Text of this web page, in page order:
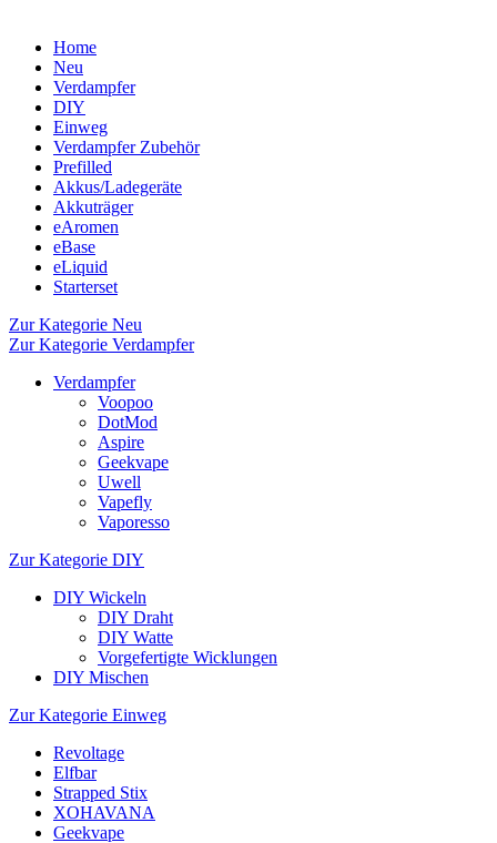
Home
Neu
Verdampfer
DIY
Einweg
Verdampfer Zubehör
Prefilled
Akkus/Ladegeräte
Akkuträger
eAromen
eBase
eLiquid
Starterset
Zur Kategorie Neu
Zur Kategorie Verdampfer
Verdampfer
Voopoo
DotMod
Aspire
Geekvape
Uwell
Vapefly
Vaporesso
Zur Kategorie DIY
DIY Wickeln
DIY Draht
DIY Watte
Vorgefertigte Wicklungen
DIY Mischen
Zur Kategorie Einweg
Revoltage
Elfbar
Strapped Stix
XOHAVANA
Geekvape